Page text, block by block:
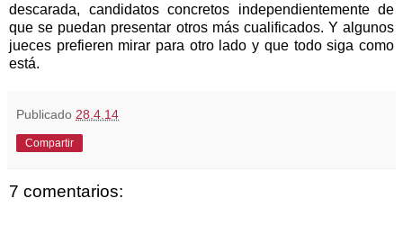
descarada, candidatos concretos independientemente de
que se puedan presentar otros más cualificados. Y algunos
jueces prefieren mirar para otro lado y que todo siga como
está.
Publicado 28.4.14
Compartir
7 comentarios: